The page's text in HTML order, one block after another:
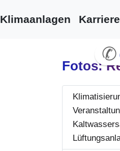
Klimaanlagen Karriere
✆
Fotos: